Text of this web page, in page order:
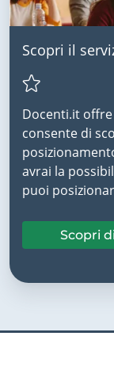
Scopri il
Docenti.it
consente di
avrai la
puoi
Scopri